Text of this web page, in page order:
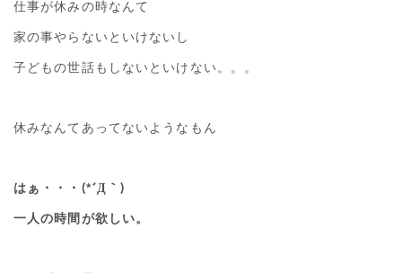
仕事が休みの時なんて
家の事やらないといけないし
子どもの世話もしないといけない。。。
休みなんてあってないようなもん
はぁ・・・(*´Д｀)
一人の時間が欲しい。